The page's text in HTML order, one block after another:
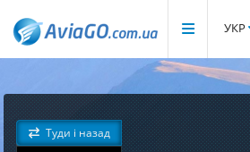
УКР
Туди і назад